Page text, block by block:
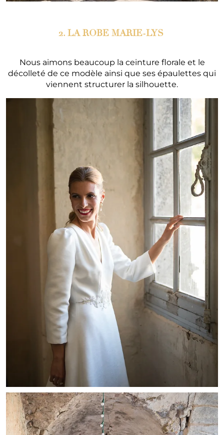
2. LA ROBE MARIE-LYS
Nous aimons beaucoup la ceinture florale et le
décolleté de ce modèle ainsi que ses épaulettes qui
viennent structurer la silhouette.